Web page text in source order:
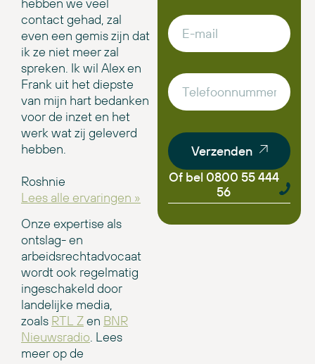
contact gehad, zal
even een gemis zijn dat
ik ze niet meer zal
spreken. Ik wil Alex en
Frank uit het diepste
van mijn hart bedanken
voor de inzet en het
werk wat zij geleverd
hebben.
Roshnie
Lees alle ervaringen »
Onze expertise als
ontslag- en
arbeidsrechtadvocaat
wordt ook regelmatig
ingeschakeld door
landelijke media,
zoals RTL Zen BNR
Nieuwsradio. Lees
meer op de
Verzenden
Of bel 0800 55 444
56